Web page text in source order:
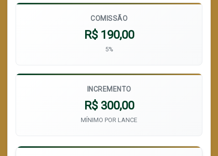
COMISSÃO
R$ 190,00
5%
INCREMENTO
R$ 300,00
MÍNIMO POR LANCE